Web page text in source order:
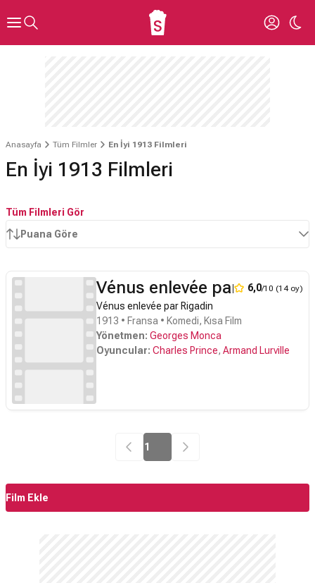
Anasayfa Tüm Filmler En İyi 1913 Filmleri
En İyi 1913 Filmleri
Tüm Filmleri Gör
Puana Göre
Vénus enlevée par Rigadin
6,0/10 (14 oy)
Vénus enlevée par Rigadin
1913 • Fransa • Komedi, Kısa Film
Yönetmen: Georges Monca
Oyuncular: Charles Prince, Armand Lurville
1
Film Ekle